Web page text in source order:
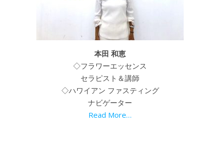
本田 和恵
◇フラワーエッセンス
セラピスト＆講師
◇ハワイアン ファスティング
ナビゲーター
Read More…